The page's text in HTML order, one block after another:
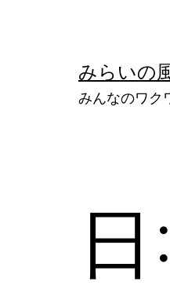
みらいの
みんなのワク
日: